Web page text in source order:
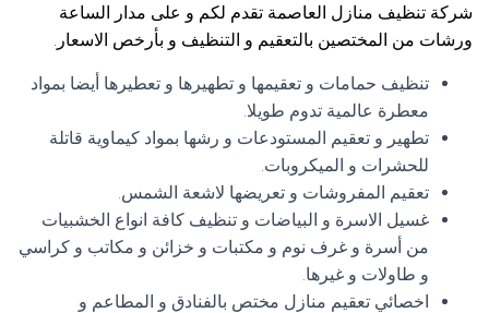
شركة تنظيف منازل العاصمة تقدم لكم و على مدار الساعة
ورشات من المختصين بالتعقيم و التنظيف و بأرخص الاسعار.
تنظيف حمامات و تعقيمها و تطهيرها و تعطيرها أيضا بمواد
معطرة عالمية تدوم طويلا.
تطهير و تعقيم المستودعات و رشها بمواد كيماوية قاتلة
للحشرات و الميكروبات.
تعقيم المفروشات و تعريضها لاشعة الشمس.
غسيل الاسرة و البياضات و تنظيف كافة انواع الخشبيات
من أسرة و غرف نوم و مكتبات و خزائن و مكاتب و كراسي
و طاولات و غيرها.
اخصائي تعقيم منازل مختص بالفنادق و المطاعم و